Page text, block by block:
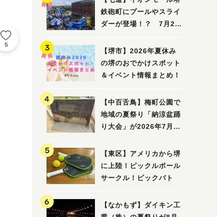
5
鉄砲町にプールやスライ
ダーが登場！？ 7月25
「赤レンガ広場 Kid's
Water PARK 2026」が
開催
【堺市】2026年夏休み
の堺のおでかけスポット
＆イベント情報まとめ！
【中百舌鳥】梅町公園で
地域の夏祭り「納涼盆踊
り大会」が2026年7月26
【東区】アメリカから堺
に上陸！ピックルボール
サークル！ピックバト
【なかもず】ダイキン工